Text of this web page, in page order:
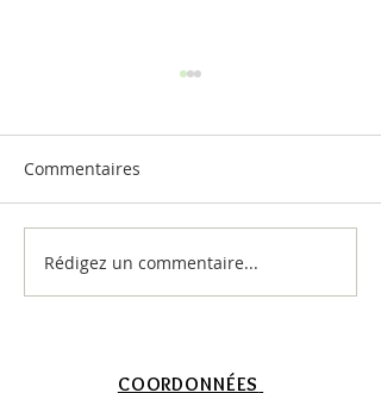
Exercice de respiration
pour calmer son stress
Commentaires
Rédigez un commentaire...
COORDONNÉES